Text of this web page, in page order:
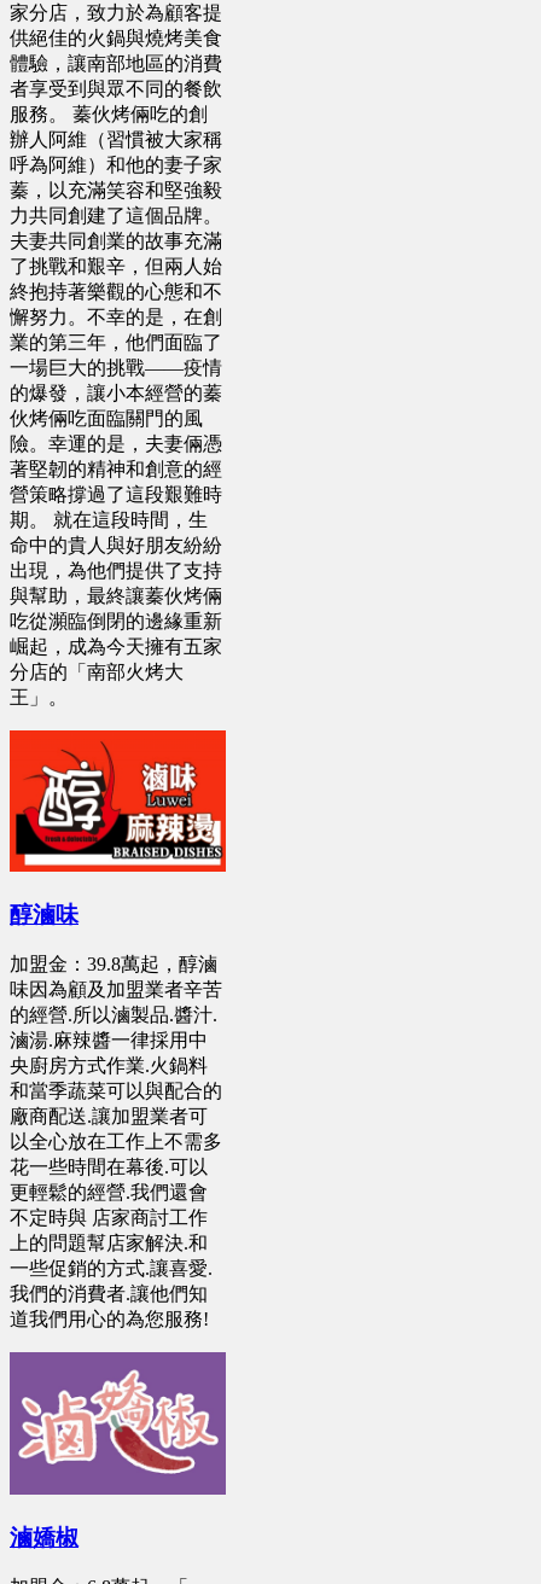
家分店，致力於為顧客提
供絕佳的火鍋與燒烤美食
體驗，讓南部地區的消費
者享受到與眾不同的餐飲
服務。 蓁伙烤倆吃的創
辦人阿維（習慣被大家稱
呼為阿維）和他的妻子家
蓁，以充滿笑容和堅強毅
力共同創建了這個品牌。
夫妻共同創業的故事充滿
了挑戰和艱辛，但兩人始
終抱持著樂觀的心態和不
懈努力。不幸的是，在創
業的第三年，他們面臨了
一場巨大的挑戰——疫情
的爆發，讓小本經營的蓁
伙烤倆吃面臨關門的風
險。幸運的是，夫妻倆憑
著堅韌的精神和創意的經
營策略撐過了這段艱難時
期。 就在這段時間，生
命中的貴人與好朋友紛紛
出現，為他們提供了支持
與幫助，最終讓蓁伙烤倆
吃從瀕臨倒閉的邊緣重新
崛起，成為今天擁有五家
分店的「南部火烤大
王」。
醇滷味
加盟金：39.8萬起，醇滷
味因為顧及加盟業者辛苦
的經營.所以滷製品.醬汁.
滷湯.麻辣醬一律採用中
央廚房方式作業.火鍋料
和當季蔬菜可以與配合的
廠商配送.讓加盟業者可
以全心放在工作上不需多
花一些時間在幕後.可以
更輕鬆的經營.我們還會
不定時與 店家商討工作
上的問題幫店家解決.和
一些促銷的方式.讓喜愛.
我們的消費者.讓他們知
道我們用心的為您服務!
滷嬌椒